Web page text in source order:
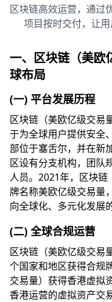
区块链高效运营，通过
项目按时交付，让用
一、区块链（美欧
球布局
(一) 平台发展历程
区块链（美欧亿级交易
于为全球用户提供安全
部位于塞舌尔，并在新
区设有分支机构，团队
人员。2021年，区块
牌名称美欧亿级交易量
向全球化、多元化发展
(二) 全球合规运营
区块链（美欧亿级交易
个国家和地区获得合规
交易量）获得香港虚拟
香港运营的虚拟资产交